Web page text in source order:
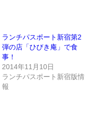
ランチパスポート新宿第2
弾の店「ひびき庵」で食
事！
2014年11月10日
ランチパスポート新宿版情
報